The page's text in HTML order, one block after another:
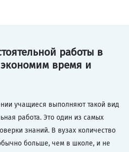
работы в
экономим время и
учащиеся выполняют такой вид
работа. Это один из самых
знаний. В вузах количество
больше, чем в школе, и не